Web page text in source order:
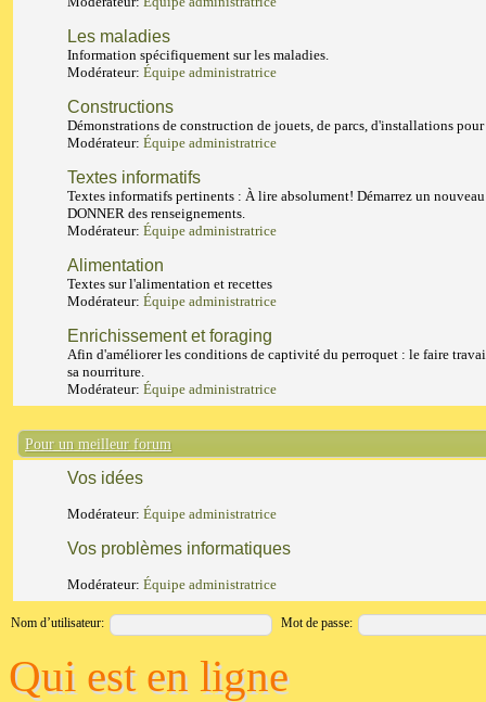
Les maladies
Information spécifiquement sur les maladies.
Modérateur: Équipe administratrice
Constructions
Démonstrations de construction de jouets, de parcs, d'installations pour
Modérateur: Équipe administratrice
Textes informatifs
Textes informatifs pertinents : À lire absolument! Démarrez un
DONNER des renseignements.
Modérateur: Équipe administratrice
Alimentation
Textes sur l'alimentation et recettes
Modérateur: Équipe administratrice
Enrichissement et foraging
Afin d'améliorer les conditions de captivité du perroquet : le faire
sa nourriture.
Modérateur: Équipe administratrice
Pour un meilleur forum
Vos idées
Modérateur: Équipe administratrice
Vos problèmes informatiques
Modérateur: Équipe administratrice
Nom d’utilisateur: Mot de passe:
Qui est en ligne